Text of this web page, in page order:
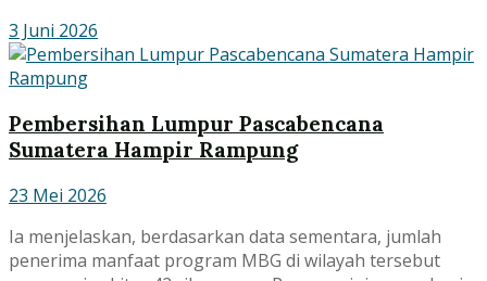
3 Juni 2026
Pembersihan Lumpur Pascabencana
Sumatera Hampir Rampung
23 Mei 2026
Ia menjelaskan, berdasarkan data sementara, jumlah
penerima manfaat program MBG di wilayah tersebut